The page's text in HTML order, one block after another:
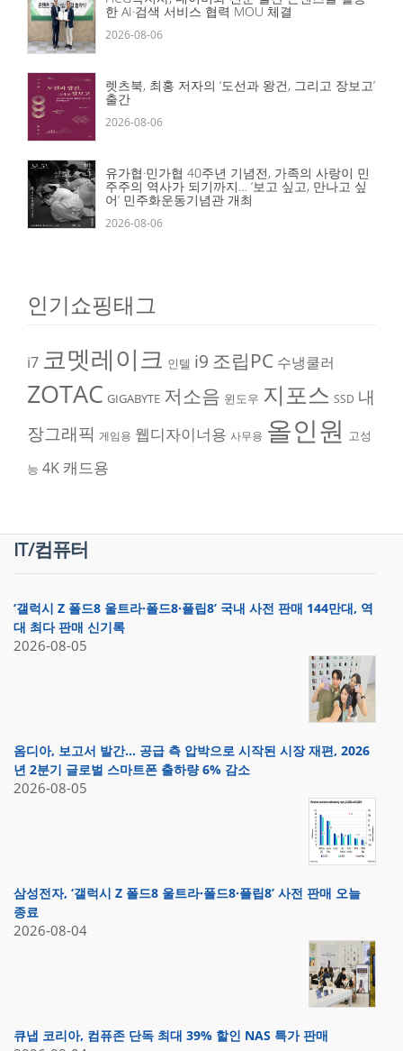
한 AI·검색 서비스 협력 MOU 체결
2026-08-06
렛츠북, 최홍 저자의 ‘도선과 왕건, 그리고 장보고’
출간
2026-08-06
유가협·민가협 40주년 기념전, 가족의 사랑이 민
주주의 역사가 되기까지… ‘보고 싶고, 만나고 싶
어’ 민주화운동기념관 개최
2026-08-06
인기쇼핑태그
i7 코멧레이크 인텔 i9 조립PC 수냉쿨러
ZOTAC GIGABYTE 저소음 윈도우 지포스 SSD 내
장그래픽 게임용 웹디자이너용 사무용 올인원 고성
능 4K 캐드용
IT/컴퓨터
‘갤럭시 Z 폴드8 울트라·폴드8·플립8’ 국내 사전 판매 144만대, 역
대 최다 판매 신기록
2026-08-05
옴디아, 보고서 발간… 공급 측 압박으로 시작된 시장 재편, 2026
년 2분기 글로벌 스마트폰 출하량 6% 감소
2026-08-05
삼성전자, ‘갤럭시 Z 폴드8 울트라·폴드8·플립8’ 사전 판매 오늘
종료
2026-08-04
큐냅 코리아, 컴퓨존 단독 최대 39% 할인 NAS 특가 판매